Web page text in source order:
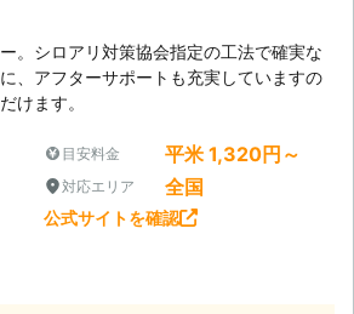
。シロアリ対策協会指定の工法で確実な
、アフターサポートも充実していますの
けます。
目安料金 平米 1,320円～
対応エリア 全国
公式サイトを確認